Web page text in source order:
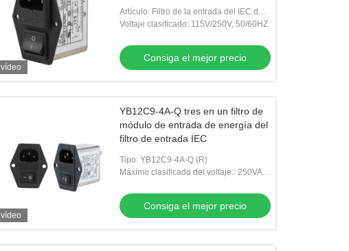
vídeo
Artículo: Filtro de la entrada del IEC de
YB-C
Voltaje clasificado: 115V/250V, 50/60HZ
Consiga el mejor precio
vídeo
YB12C9-4A-Q tres en un filtro de
módulo de entrada de energía del
filtro de entrada IEC
Tipo: YB12C9-4A-Q (R)
Máximo clasificado del voltaje:: 250VAC,
Consiga el mejor precio